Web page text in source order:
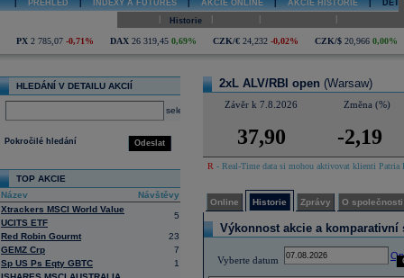
PŘEHLED INDEXY A FUTURES AKCIE ONLINE AKCIE HISTORIE
Historie
PX 2 785,07 -0,71% DAX 26 319,45 0,69% CZK/€ 24,232 -0,02% CZK/$ 20,966 0,00%
HLEDÁNÍ V DETAILU AKCIÍ
select
Odeslat
Pokročilé hledání
TOP AKCIE
Název
Návštěvy
Xtrackers MSCI World Value
UCITS ETF
5
Red Robin Gourmt
23
GEMZ Crp
7
Sp US Ps Eqty GBTC
1
2xL ALV/RBI open (Warsaw)
Závěr k 7.8.2026 Změna (%)
37,90 -2,19
R - Real-Time data si mohou aktivovat klienti
Online Historie Zprávy O společnosti
Výkonnost akcie a komparativní
Vyberte datum